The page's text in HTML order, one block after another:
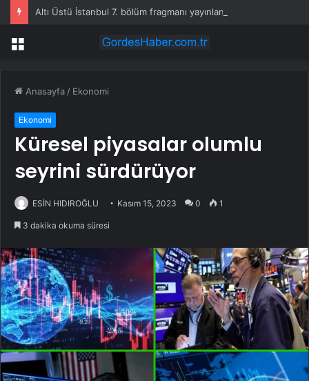
Altı Üstü İstanbul 7. bölüm fragmanı yayınlandı mı?
Menü
Anasayfa / Ekonomi
Ekonomi
Küresel piyasalar olumlu
seyrini sürdürüyor
ESİN HIDIROĞLU Kasım 15, 2023 0 1
3 dakika okuma süresi